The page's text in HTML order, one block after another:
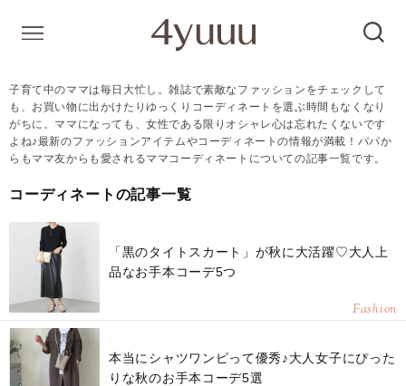
子育て中のママは毎日大忙し。雑誌で素敵なファッションをチェックして
も、お買い物に出かけたりゆっくりコーディネートを選ぶ時間もなくなり
がちに。ママになっても、女性である限りオシャレ心は忘れたくないです
よね♪最新のファッションアイテムやコーディネートの情報が満載！パパか
らもママ友からも愛されるママコーディネートについての記事一覧です。
コーディネートの記事一覧
「黒のタイトスカート」が秋に大活躍♡大人上
品なお手本コーデ5つ
Fashion
本当にシャツワンピって優秀♪大人女子にぴった
りな秋のお手本コーデ5選